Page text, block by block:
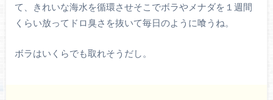
て、きれいな海水を循環させそこでボラやメナダを１週間
くらい放ってドロ臭さを抜いて毎日のように喰うね。
ボラはいくらでも取れそうだし。